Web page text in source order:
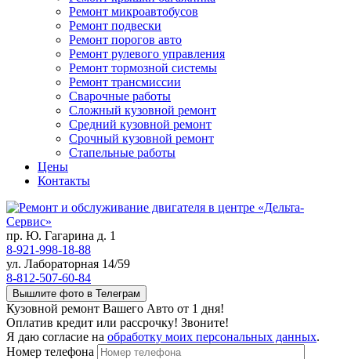
Ремонт микроавтобусов
Ремонт подвески
Ремонт порогов авто
Ремонт рулевого управления
Ремонт тормозной системы
Ремонт трансмиссии
Сварочные работы
Сложный кузовной ремонт
Средний кузовной ремонт
Срочный кузовной ремонт
Стапельные работы
Цены
Контакты
пр. Ю. Гагарина д. 1
8-921-998-18-88
ул. Лабораторная 14/59
8-812-507-60-84
Вышлите фото в Телеграм
Кузовной ремонт Вашего Авто от 1 дня!
Оплатив кредит или рассрочку! Звоните!
Я даю согласие на обработку моих персональных данных.
Номер телефона